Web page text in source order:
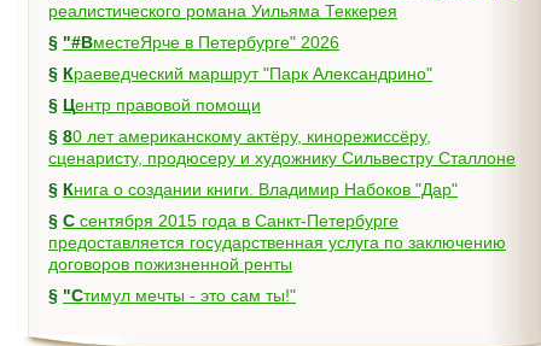
реалистического романа Уильяма Теккерея
§
"#ВместеЯрче в Петербурге" 2026
§
Краеведческий маршрут "Парк Александрино"
§
Центр правовой помощи
§ 80 лет американскому актёру, кинорежиссёру,
сценаристу, продюсеру и художнику Сильвестру Сталлоне
§
Книга о создании книги. Владимир Набоков "Дар"
§ С сентября 2015 года в Санкт-Петербурге
предоставляется государственная услуга по заключению
договоров пожизненной ренты
§
"Стимул мечты - это сам ты!"